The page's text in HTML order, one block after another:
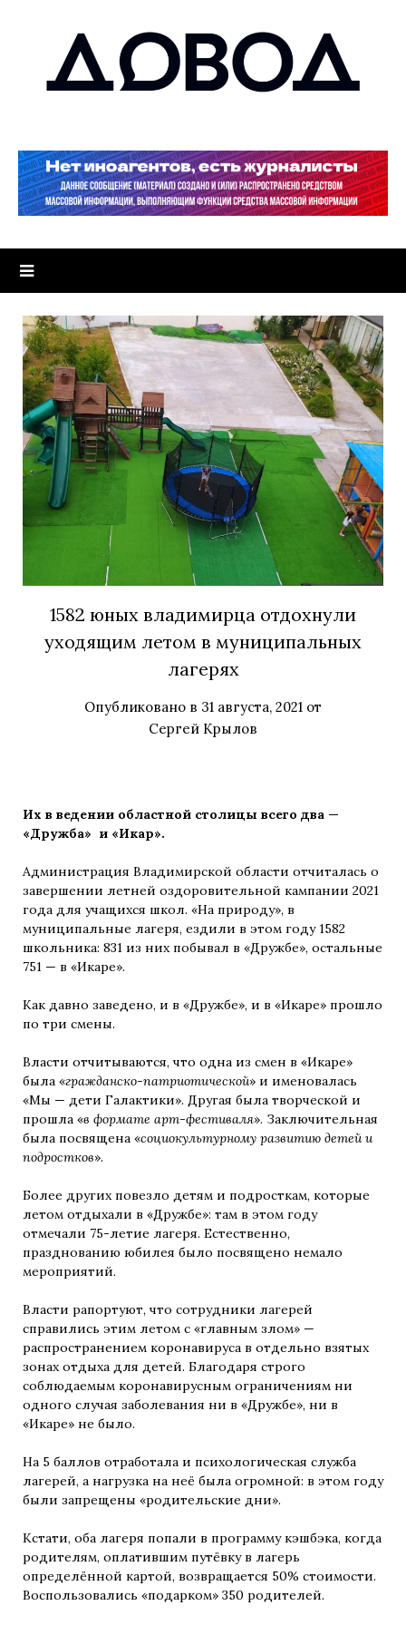
1582 юных владимирца отдохнули
уходящим летом в муниципальных
лагерях
Опубликовано в 31 августа, 2021 от
Сергей Крылов
Их в ведении областной столицы всего два —
«Дружба» и «Икар».
Администрация Владимирской области отчиталась о
завершении летней оздоровительной кампании 2021
года для учащихся школ. «На природу», в
муниципальные лагеря, ездили в этом году 1582
школьника: 831 из них побывал в «Дружбе», остальные
751 — в «Икаре».
Как давно заведено, и в «Дружбе», и в «Икаре» прошло
по три смены.
Власти отчитываются, что одна из смен в «Икаре»
была «гражданско-патриотической» и именовалась
«Мы — дети Галактики». Другая была творческой и
прошла «в формате арт-фестиваля». Заключительная
была посвящена «социокультурному развитию детей и
подростков».
Более других повезло детям и подросткам, которые
летом отдыхали в «Дружбе»: там в этом году
отмечали 75-летие лагеря. Естественно,
празднованию юбилея было посвящено немало
мероприятий.
Власти рапортуют, что сотрудники лагерей
справились этим летом с «главным злом» —
распространением коронавируса в отдельно взятых
зонах отдыха для детей. Благодаря строго
соблюдаемым коронавирусным ограничениям ни
одного случая заболевания ни в «Дружбе», ни в
«Икаре» не было.
На 5 баллов отработала и психологическая служба
лагерей, а нагрузка на неё была огромной: в этом году
были запрещены «родительские дни».
Кстати, оба лагеря попали в программу кэшбэка, когда
родителям, оплатившим путёвку в лагерь
определённой картой, возвращается 50% стоимости.
Воспользовались «подарком» 350 родителей.